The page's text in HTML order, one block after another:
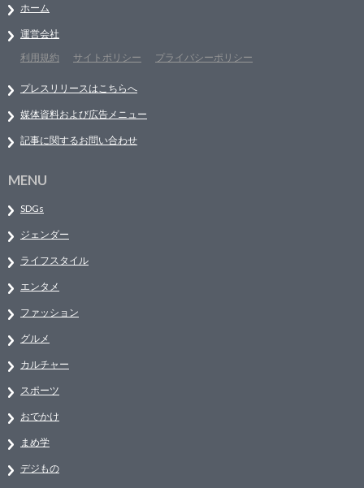
ホーム
運営会社
利用規約
サイトポリシー プライバシーポリシー
プレスリリースはこちらへ
媒体資料および広告メニュー
記事に関するお問い合わせ
MENU
SDGs
ジェンダー
ライフスタイル
エンタメ
ファッション
グルメ
カルチャー
スポーツ
おでかけ
まめ学
デジもの